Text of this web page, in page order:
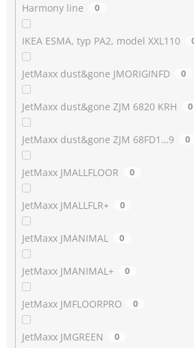
Harmony line 0
IKEA ESMA, typ PA2, model XXL110
JetMaxx dust&gone JMORIGINFD 0
JetMaxx dust&gone ZJM 6820 KRH 0
JetMaxx dust&gone ZJM 68FD1…9 0
JetMaxx JMALLFLOOR 0
JetMaxx JMALLFLR+ 0
JetMaxx JMANIMAL 0
JetMaxx JMANIMAL+ 0
JetMaxx JMFLOORPRO 0
JetMaxx JMGREEN 0